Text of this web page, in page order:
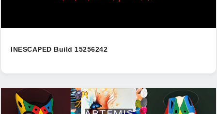
INESCAPED Build 15256242